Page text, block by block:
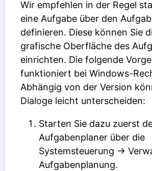
Wir empfehlen in der Regel
eine Aufgabe über den
definieren. Diese können Sie
grafische Oberfläche des
einrichten. Die folgende
funktioniert bei Windows-
Abhängig von der Version
Dialoge leicht unterscheiden:
Starten Sie dazu zuerst
Aufgabenplaner über die
Systemsteuerung ->
Aufgabenplanung.